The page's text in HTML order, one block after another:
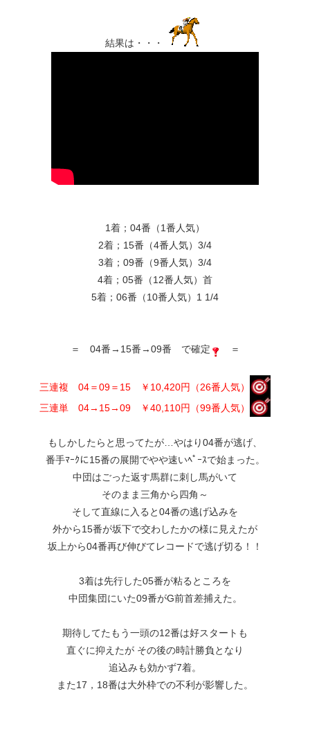
結果は・・・
1着；04番（1番人気）
2着；15番（4番人気）3/4
3着；09番（9番人気）3/4
4着；05番（12番人気）首
5着；06番（10番人気）1 1/4
＝ 04番→15番→09番 で確定 ＝
三連複 04＝09＝15 ￥10,420円（26番人気）
三連単 04→15→09 ￥40,110円（99番人気）
もしかしたらと思ってたが…やはり04番が逃げ、
番手ﾏｰｸに15番の展開でやや速いﾍﾟｰｽで始まった。
中団はごった返す馬群に刺し馬がいて
そのまま三角から四角～
そして直線に入ると04番の逃げ込みを
外から15番が坂下で交わしたかの様に見えたが
坂上から04番再び伸びてレコードで逃げ切る！！
3着は先行した05番が粘るところを
中団集団にいた09番がG前首差捕えた。
期待してたもう一頭の12番は好スタートも
直ぐに抑えたが その後の時計勝負となり
追込みも効かず7着。
また17，18番は大外枠での不利が影響した。